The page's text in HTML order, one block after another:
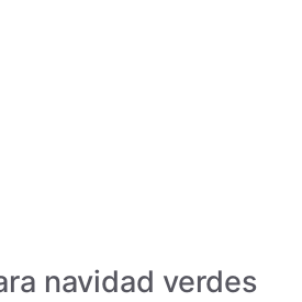
navidad verdes